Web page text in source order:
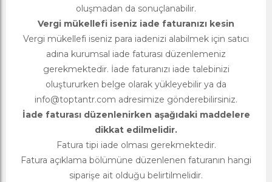
oluşmadan da sonuçlanabilir.
Vergi mükellefi iseniz iade faturanızı kesin
Vergi mükellefi iseniz para iadenizi alabilmek için satıcı
adına kurumsal iade faturası düzenlemeniz
gerekmektedir. İade faturanızı iade talebinizi
oluştururken belge olarak yükleyebilir ya da
info@toptantr.com adresimize gönderebilirsiniz.
İade faturası düzenlenirken aşağıdaki maddelere
dikkat edilmelidir.
Fatura tipi iade olması gerekmektedir.
Fatura açıklama bölümüne düzenlenen faturanın hangi
siparişe ait olduğu belirtilmelidir.